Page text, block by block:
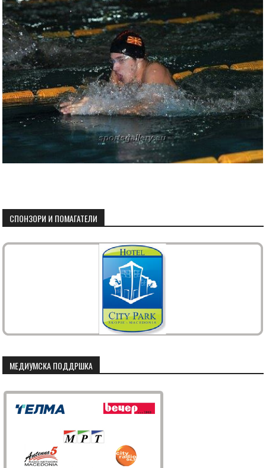
СПОНЗОРИ И ПОМАГАТЕЛИ
МЕДИУМСКА ПОДДРШКА